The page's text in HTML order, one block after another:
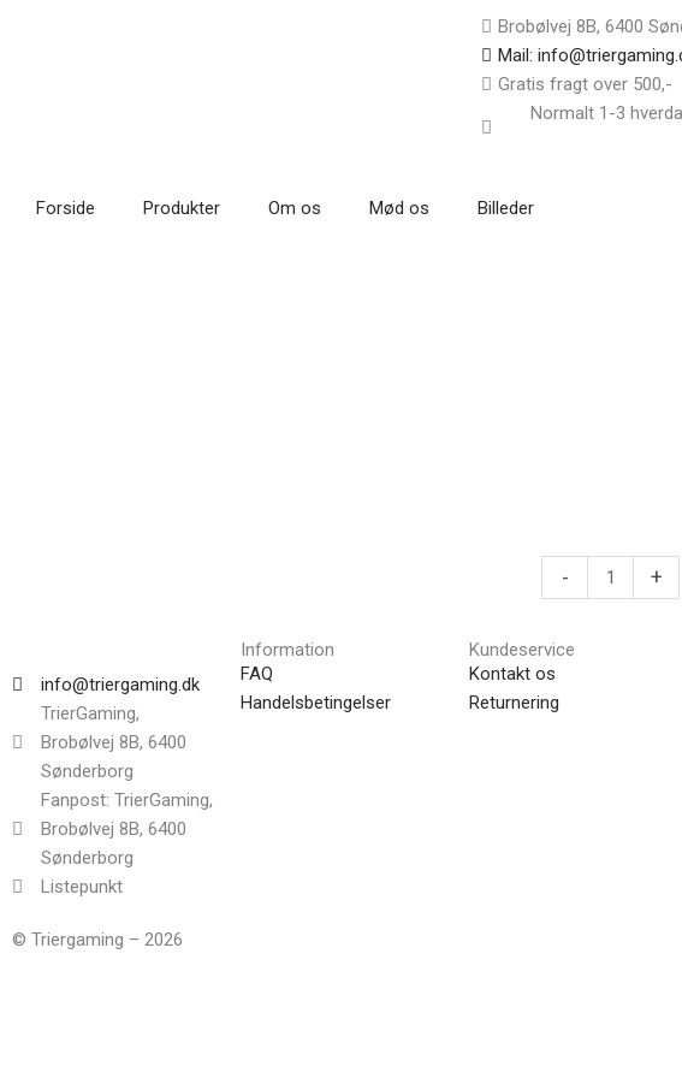
Brobølvej 8B, 6400
Mail:
Gratis fragt over 500,-
Normalt 1-3
Forside Produkter Om os Mød os Billeder
- +
info@triergaming.dk
TrierGaming,
Brobølvej 8B, 6400
Sønderborg
Fanpost: TrierGaming,
Brobølvej 8B, 6400
Sønderborg
Listepunkt
Information
FAQ
Handelsbetingelser
Kundeservice
Kontakt os
Returnering
© Triergaming – 2026